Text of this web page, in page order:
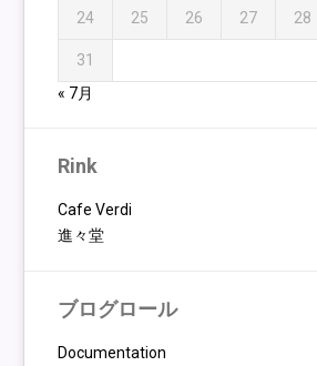
24 25 26 27 28
31
« 7月
Rink
Cafe Verdi
進々堂
ブログロール
Documentation